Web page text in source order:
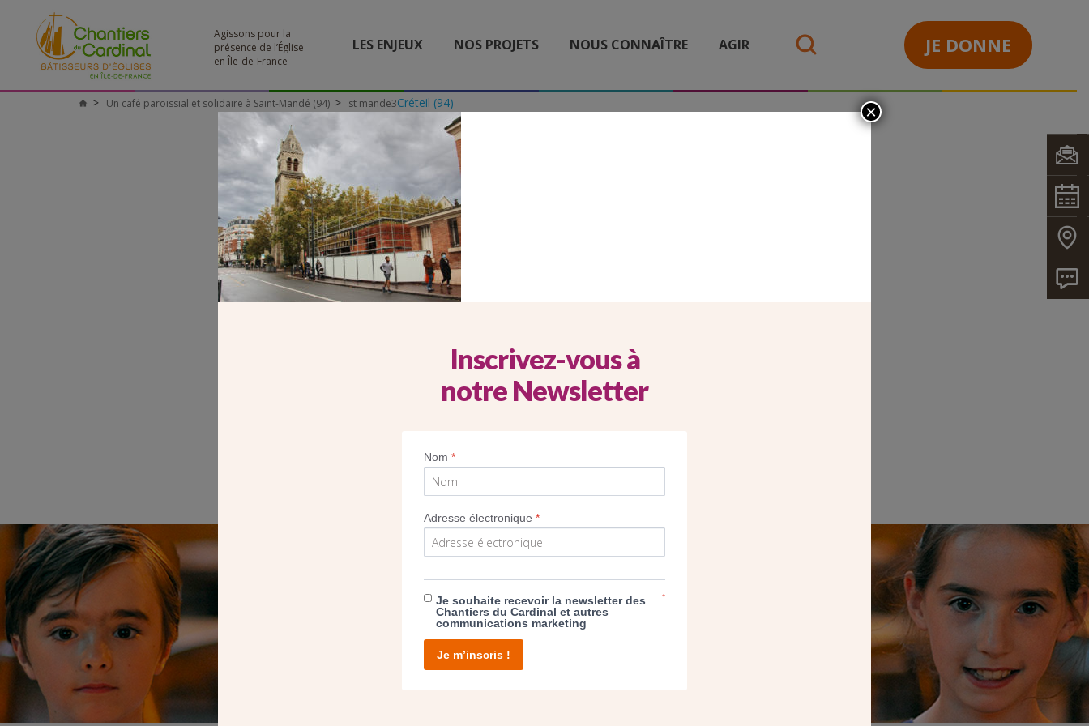
Agissons pour la
présence de l’Église
en Île-de-France
LES ENJEUX NOS PROJETS NOUS CONNAÎTRE AGIR JE DONNE
Chantiers
Créteil (94)
Un café paroissial et solidaire à Saint-Mandé (94) st mande3
ST MANDE3
Imprimer
SEUL VOTRE DON
NOUS PERMET D’AGIR
Inscrivez-vous à
notre Newsletter
Nom*
Adresse électronique*
Je souhaite recevoir la newsletter des
Chantiers du Cardinal et autres
communications marketing
*
Je m’inscris !
×